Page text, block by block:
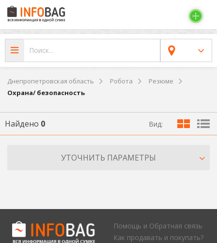
Днепропетровская область Робота
Резюме
Охрана/ безопасность
Найдено 0 Вид:
УТОЧНИТЬ ПАРАМЕТРЫ
Помощь и Обратная связь
Как продавать и покупать?